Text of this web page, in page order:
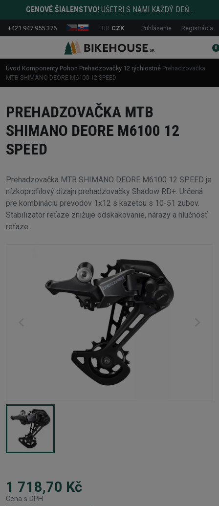
CENOVÉ ŠIALENSTVO! UŠETRI S NAMI KAŽDÝ DEŇ...
+421 947 955 376 EUR CZK Prihlásenie Registrácia
0
Úvod Komponenty Pohon Prehadzovačky 12 rýchlostné Prehadzovačka
MTB SHIMANO DEORE M6100 12 SPEED
PREHADZOVAČKA MTB
SHIMANO DEORE M6100 12
SPEED
Prehadzovačka MTB SHIMANO DEORE M6100 12 SPEED je
nízkoprofilový dizajn prehadzovačky Shadow RD+. Určená
pre kombináciu prevodov 1x12 s kazetou s 10-51 zubov.
Stabilizátor reťaze znižuje odskakovanie, nárazy a hlučnosť
reťaze.
1 718,70 Kč
Cena s DPH